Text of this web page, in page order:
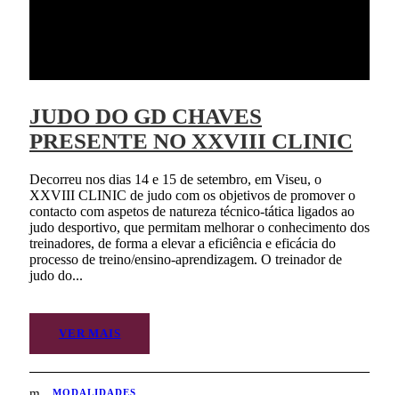
JUDO DO GD CHAVES
PRESENTE NO XXVIII CLINIC
Decorreu nos dias 14 e 15 de setembro, em Viseu, o
XXVIII CLINIC de judo com os objetivos de promover o
contacto com aspetos de natureza técnico-tática ligados ao
judo desportivo, que permitam melhorar o conhecimento dos
treinadores, de forma a elevar a eficiência e eficácia do
processo de treino/ensino-aprendizagem. O treinador de
judo do...
VER MAIS
MODALIDADES